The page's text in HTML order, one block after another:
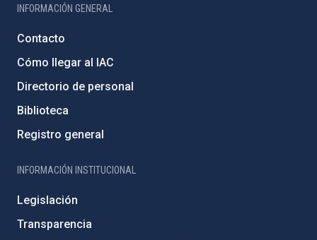
INFORMACIÓN GENERAL
Contacto
Cómo llegar al IAC
Directorio de personal
Biblioteca
Registro general
INFORMACIÓN INSTITUCIONAL
Legislación
Transparencia